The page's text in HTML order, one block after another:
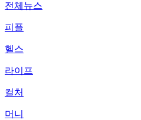
전체뉴스
피플
헬스
라이프
컬처
머니